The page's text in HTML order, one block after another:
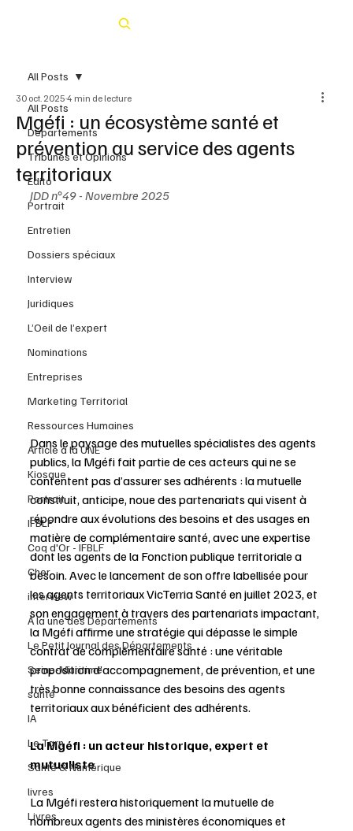
All Posts
Départements
Tribunes et Opinions
Édito
Portrait
Entretien
Dossiers spéciaux
Interview
Juridiques
L’Oeil de l’expert
Nominations
Entreprises
Marketing Territorial
Ressources Humaines
Article à la UNE
Kiosque
Portrait
IFBLF
Coq d'Or - IFBLF
Cher
interview
À la une des Départements
Le Petit Journal des Départements
Seine-Maritime
santé
IA
Le Tarn
Santé & Numérique
livres
Livres
All Posts
Mgéfi : un écosystème santé et
prévention au service des agents
territoriaux
30 oct. 2025 4 min de lecture
JDD n°49 - Novembre 2025
Dans le paysage des mutuelles spécialistes des agents
publics, la Mgéfi fait partie de ces acteurs qui ne se
contentent pas d’assurer ses adhérents : la mutuelle
construit, anticipe, noue des partenariats qui visent à
répondre aux évolutions des besoins et des usages en
matière de complémentaire santé, avec une expertise
dont les agents de la Fonction publique territoriale a
besoin. Avec le lancement de son offre labellisée pour
les agents territoriaux VicTerria Santé en juillet 2023, et
son engagement à travers des partenariats impactant,
la Mgéfi affirme une stratégie qui dépasse le simple
contrat de complémentaire santé : une véritable
proposition d’accompagnement, de prévention, et une
très bonne connaissance des besoins des agents
territoriaux aux bénéficient des adhérents.
La Mgéfi : un acteur historique, expert et
mutualiste
La Mgéfi restera historiquement la mutuelle de
nombreux agents des ministères économiques et